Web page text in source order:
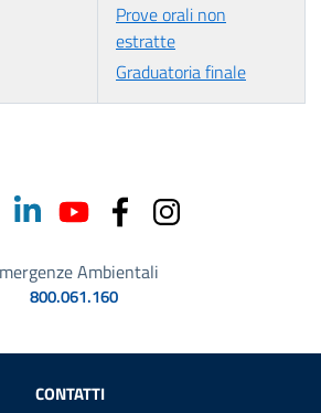
Prove orali non
estratte
Graduatoria finale
Ambientali
800.061.160
Utili
CONTATTI